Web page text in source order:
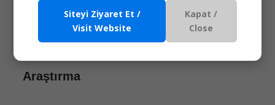
Araştırma
Siteyi Ziyaret Et /
Visit Website
Kapat /
Close